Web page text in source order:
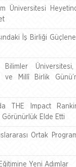
Üniversitesi
İş Birliği
Bilimler Üniversitesi,
ve Millî Birlik
THE Impact
Elde Etti
Ortak
Yeni Adımlar